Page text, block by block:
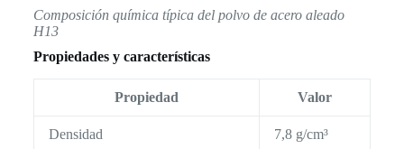
Composición química típica del polvo de acero aleado
H13
Propiedades y características
Propiedad Valor
Densidad 7,8 g/cm³